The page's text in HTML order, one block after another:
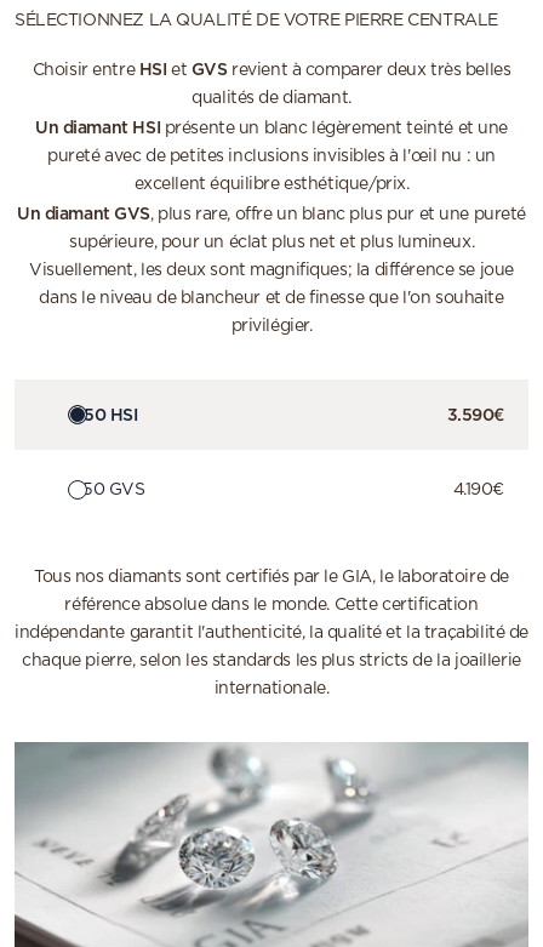
SÉLECTIONNEZ LA QUALITÉ DE VOTRE PIERRE CENTRALE
Choisir entre HSI et GVS revient à comparer deux très belles
qualités de diamant.
Un diamant HSI présente un blanc légèrement teinté et une
pureté avec de petites inclusions invisibles à l'œil nu : un
excellent équilibre esthétique/prix.
Un diamant GVS, plus rare, offre un blanc plus pur et une pureté
supérieure, pour un éclat plus net et plus lumineux.
Visuellement, les deux sont magnifiques; la différence se joue
dans le niveau de blancheur et de finesse que l'on souhaite
privilégier.
0.50 HSI 3.590€
0.50 GVS 4.190€
Tous nos diamants sont certifiés par le GIA, le laboratoire de
référence absolue dans le monde. Cette certification
indépendante garantit l'authenticité, la qualité et la traçabilité de
chaque pierre, selon les standards les plus stricts de la joaillerie
internationale.